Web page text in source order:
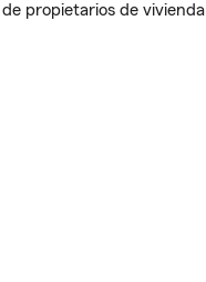
propietarios de vivienda